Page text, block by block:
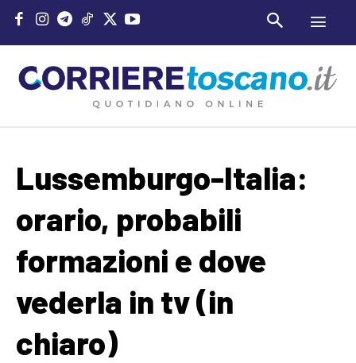
Lussemburgo-Italia:
orario, probabili
formazioni e dove
vederla in tv (in
chiaro)